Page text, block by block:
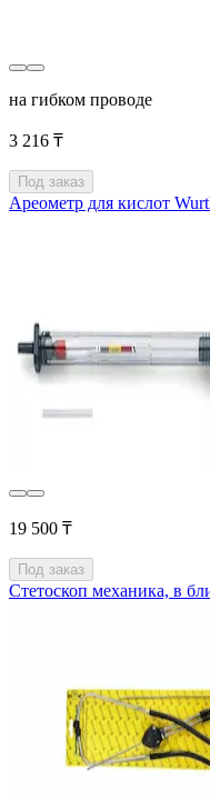
на гибком проводе
3 216 ₸
Под заказ
Ареометр для кислот
19 500 ₸
Под заказ
Стетоскоп механика, в